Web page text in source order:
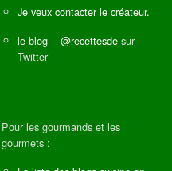
Je veux contacter le créateur.
le blog -- @recettesde sur
Twitter
Pour les gourmands et les
gourmets :